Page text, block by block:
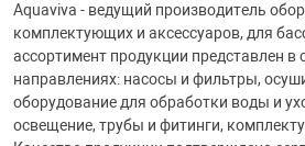
Aquaviva - ведущий производитель
комплектующих и аксессуаров, для
ассортимент продукции представлен
направлениях: насосы и фильтры,
оборудование для обработки воды и
освещение, трубы и фитинги,